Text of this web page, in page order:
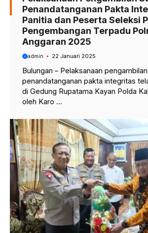
Penandatanganan Pakta
Panitia dan Peserta Seleksi
Pengembangan Terpadu
Anggaran 2025
admin 22 Januari 2025
Bulungan – Pelaksanaan
penandatanganan pakta integritas
di Gedung Rupatama Kayan Polda
oleh Karo ...